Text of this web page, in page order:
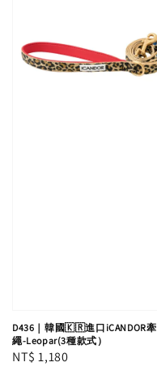
D436｜韓國🇰🇷進口iCANDOR牽
繩-Leopar(3種款式）
Regular
NT$ 1,180